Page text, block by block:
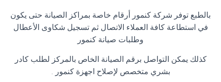
بالطبع توفر شركة كنمور أرقام خاصة بمراكز الصيانة حتى يكون
في استطاعة كافة العملاء الاتصال ثم تسجيل شكاوى الأعطال
وطلبات صيانة كنمور
كذلك يمكن التواصل برقم الصيانة الخاص بالمركز لطلب كادر
بشري متخصص لإصلاح اجهزة كنمور .